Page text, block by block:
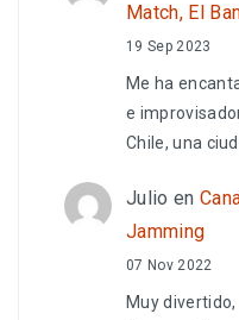
Match, El
19 Sep 2023
Me ha
e
Chile, una
Julio en
Jamming
07 Nov 2022
Muy